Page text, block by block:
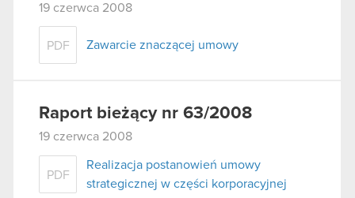
19 czerwca 2008
PDF Zawarcie znaczącej umowy
Raport bieżący nr 63/2008
19 czerwca 2008
PDF
Realizacja postanowień umowy
strategicznej w części korporacyjnej